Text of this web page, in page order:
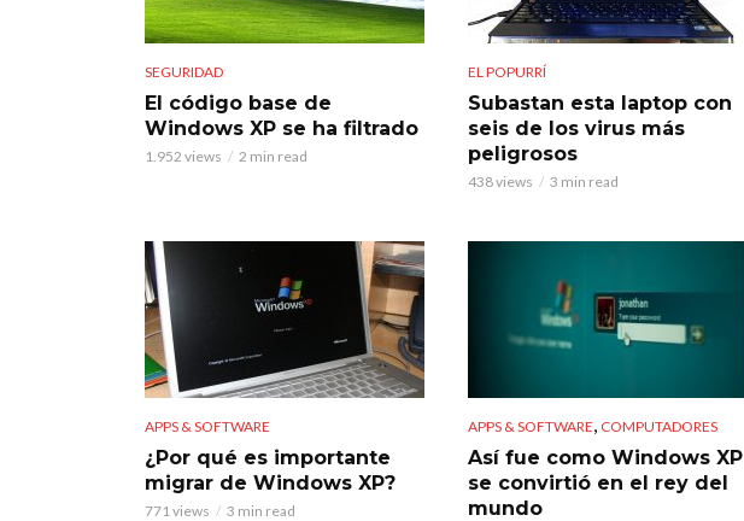
SEGURIDAD
El código base de
Windows XP se ha filtrado
1.952 views 2 min read
EL POPURRÍ
Subastan esta laptop con
seis de los virus más
peligrosos
438 views 3 min read
APPS & SOFTWARE
¿Por qué es importante
migrar de Windows XP?
771 views 3 min read
APPS & SOFTWARE, COMPUTADORES
Así fue como Windows XP
se convirtió en el rey del
mundo